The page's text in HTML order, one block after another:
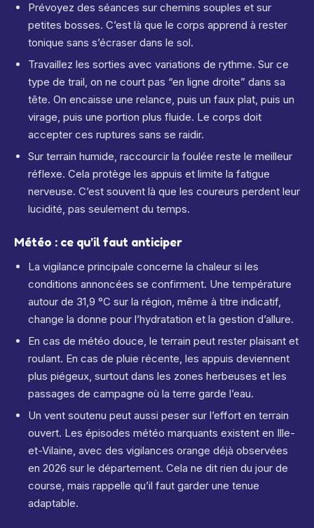
Prévoyez des séances sur chemins souples et sur
petites bosses. C’est là que le corps apprend à rester
tonique sans s’écraser dans le sol.
Travaillez les sorties avec variations de rythme. Sur ce
type de trail, on ne court pas “en ligne droite” dans sa
tête. On encaisse une relance, puis un faux plat, puis un
virage, puis une portion plus fluide. Le corps doit
accepter ces ruptures sans se raidir.
Sur terrain humide, raccourcir la foulée reste le meilleur
réflexe. Cela protège les appuis et limite la fatigue
nerveuse. C’est souvent là que les coureurs perdent leur
lucidité, pas seulement du temps.
Météo : ce qu’il faut anticiper
La vigilance principale concerne la chaleur si les
conditions annoncées se confirment. Une température
autour de 31,9 °C sur la région, même à titre indicatif,
change la donne pour l’hydratation et la gestion d’allure.
En cas de météo douce, le terrain peut rester plaisant et
roulant. En cas de pluie récente, les appuis deviennent
plus piégeux, surtout dans les zones herbeuses et les
passages de campagne où la terre garde l’eau.
Un vent soutenu peut aussi peser sur l’effort en terrain
ouvert. Les épisodes météo marquants existent en Ille-
et-Vilaine, avec des vigilances orange déjà observées
en 2026 sur le département. Cela ne dit rien du jour de
course, mais rappelle qu’il faut garder une tenue
adaptable.